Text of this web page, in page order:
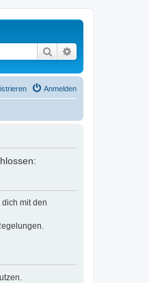
Suche
Anmelden
dich mit den